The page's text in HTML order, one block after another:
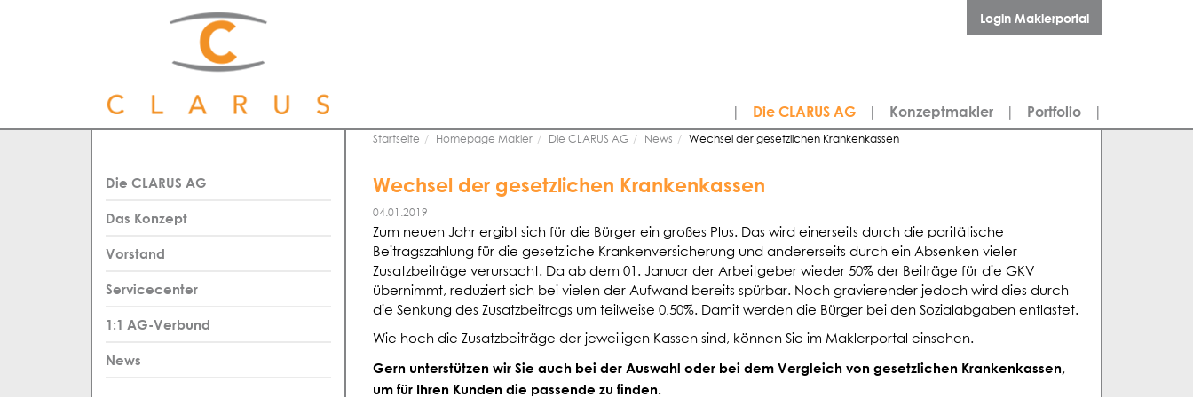
Login Maklerportal
| Die CLARUS AG | Konzeptmakler | Portfolio |
Die CLARUS AG
Das Konzept
Vorstand
Servicecenter
1:1 AG-Verbund
News
Startseite Homepage Makler Die CLARUS AG News Wechsel der gesetzlichen Krankenkassen
Wechsel der gesetzlichen Krankenkassen
04.01.2019
Zum neuen Jahr ergibt sich für die Bürger ein großes Plus. Das wird einerseits durch die paritätische
Beitragszahlung für die gesetzliche Krankenversicherung und andererseits durch ein Absenken vieler
Zusatzbeiträge verursacht. Da ab dem 01. Januar der Arbeitgeber wieder 50% der Beiträge für die GKV
übernimmt, reduziert sich bei vielen der Aufwand bereits spürbar. Noch gravierender jedoch wird dies durch
die Senkung des Zusatzbeitrags um teilweise 0,50%. Damit werden die Bürger bei den Sozialabgaben entlastet.
Wie hoch die Zusatzbeiträge der jeweiligen Kassen sind, können Sie im Maklerportal einsehen.
Gern unterstützen wir Sie auch bei der Auswahl oder bei dem Vergleich von gesetzlichen Krankenkassen,
um für Ihren Kunden die passende zu finden.